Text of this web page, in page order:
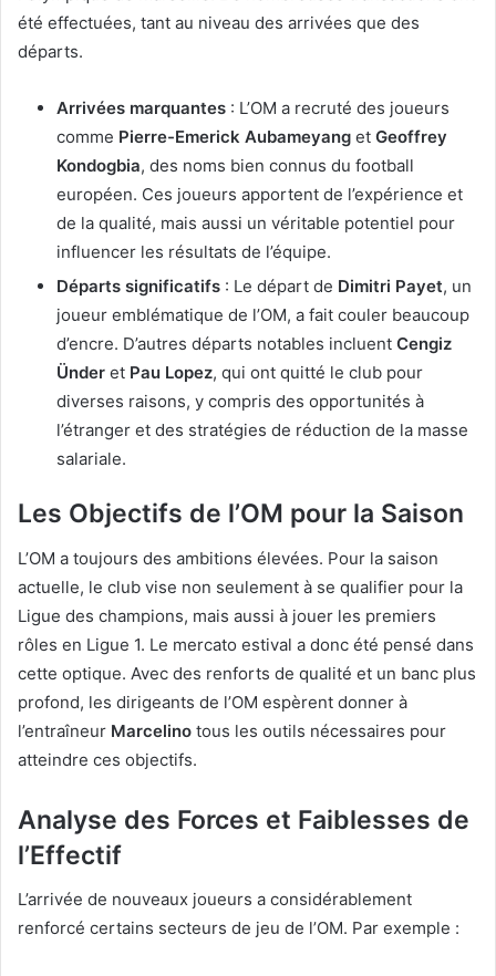
été effectuées, tant au niveau des arrivées que des
départs.
Arrivées marquantes : L’OM a recruté des joueurs
comme Pierre-Emerick Aubameyang et Geoffrey
Kondogbia, des noms bien connus du football
européen. Ces joueurs apportent de l’expérience et
de la qualité, mais aussi un véritable potentiel pour
influencer les résultats de l’équipe.
Départs significatifs : Le départ de Dimitri Payet, un
joueur emblématique de l’OM, a fait couler beaucoup
d’encre. D’autres départs notables incluent Cengiz
Ünder et Pau Lopez, qui ont quitté le club pour
diverses raisons, y compris des opportunités à
l’étranger et des stratégies de réduction de la masse
salariale.
Les Objectifs de l’OM pour la Saison
L’OM a toujours des ambitions élevées. Pour la saison
actuelle, le club vise non seulement à se qualifier pour la
Ligue des champions, mais aussi à jouer les premiers
rôles en Ligue 1. Le mercato estival a donc été pensé dans
cette optique. Avec des renforts de qualité et un banc plus
profond, les dirigeants de l’OM espèrent donner à
l’entraîneur Marcelino tous les outils nécessaires pour
atteindre ces objectifs.
Analyse des Forces et Faiblesses de
l’Effectif
L’arrivée de nouveaux joueurs a considérablement
renforcé certains secteurs de jeu de l’OM. Par exemple :